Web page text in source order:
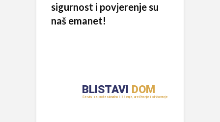
sigurnost i povjerenje su
naš emanet!